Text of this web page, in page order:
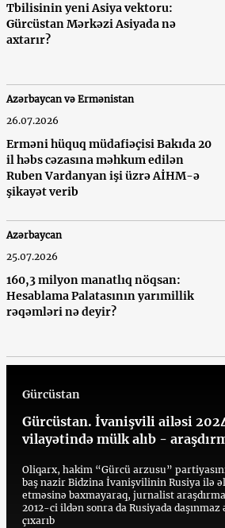
Tbilisinin yeni Asiya vektoru:
Gürcüstan Mərkəzi Asiyada nə
axtarır?
Azərbaycan və Ermənistan
26.07.2026
Erməni hüquq müdafiəçisi Bakıda 20
il həbs cəzasına məhkum edilən
Ruben Vardanyan işi üzrə AİHM-ə
şikayət verib
Azərbaycan
25.07.2026
160,3 milyon manatlıq nöqsan:
Hesablama Palatasının yarımillik
rəqəmləri nə deyir?
Gürcüstan
Gürcüstan. İvanişvili ailəsi
vilayətində mülk alıb -
Oliqarx, hakim “Gürcü arzusu”
baş nazir Bidzina İvanişvilinin Rusiya ilə
etməsinə baxmayaraq, jurnalist
2012-ci ildən sonra da Rusiyada daşınmaz
çıxarıb